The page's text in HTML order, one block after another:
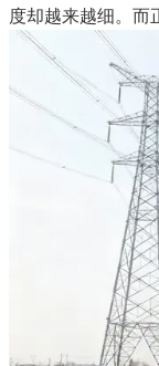
度却越来越细。而